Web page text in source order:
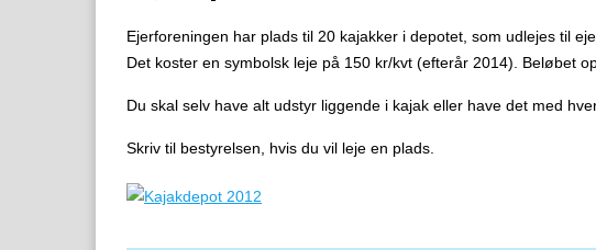
Ejerforeningen har plads til 20 kajakker i depotet, som udlejes til
Det koster en symbolsk leje på 150 kr/kvt (efterår 2014). Beløbet
Du skal selv have alt udstyr liggende i kajak eller have det med
Skriv til bestyrelsen, hvis du vil leje en plads.